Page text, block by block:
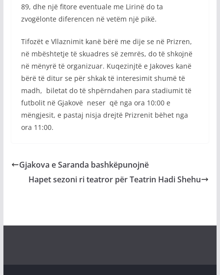
89, dhe një fitore eventuale me Lirinë do ta
zvogëlonte diferencen në vetëm një pikë.
Tifozët e Vllaznimit kanë bërë me dije se në Prizren,
në mbështetje të skuadres së zemrës, do të shkojnë
në mënyrë të organizuar. Kuqezinjtë e Jakoves kanë
bërë të ditur se për shkak të interesimit shumë të
madh, biletat do të shpërndahen para stadiumit të
futbolit në Gjakovë neser që nga ora 10:00 e
mëngjesit, e pastaj nisja drejtë Prizrenit bëhet nga
ora 11:00.
Gjakova e Saranda bashkëpunojnë
Hapet sezoni ri teatror për Teatrin Hadi Shehu